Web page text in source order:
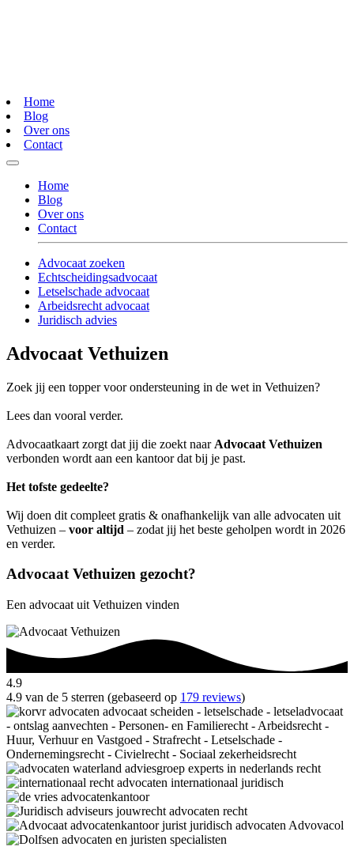
Home
Blog
Over ons
Contact
Home
Blog
Over ons
Contact
Advocaat zoeken
Echtscheidingsadvocaat
Letselschade advocaat
Arbeidsrecht advocaat
Juridisch advies
Advocaat Vethuizen
Zoek jij een topper voor ondersteuning in de wet in Vethuizen?
Lees dan vooral verder.
Advocaatkaart zorgt dat jij die zoekt naar Advocaat Vethuizen
verbonden wordt aan een kantoor dat bij je past.
Het tofste gedeelte?
Wij doen dit compleet gratis & onafhankelijk van alle advocaten uit
Vethuizen – voor altijd – zodat jij het beste geholpen wordt in 2026
en verder.
Advocaat Vethuizen gezocht?
Een advocaat uit Vethuizen vinden
4.9
4.9 van de 5 sterren (gebaseerd op 179 reviews)